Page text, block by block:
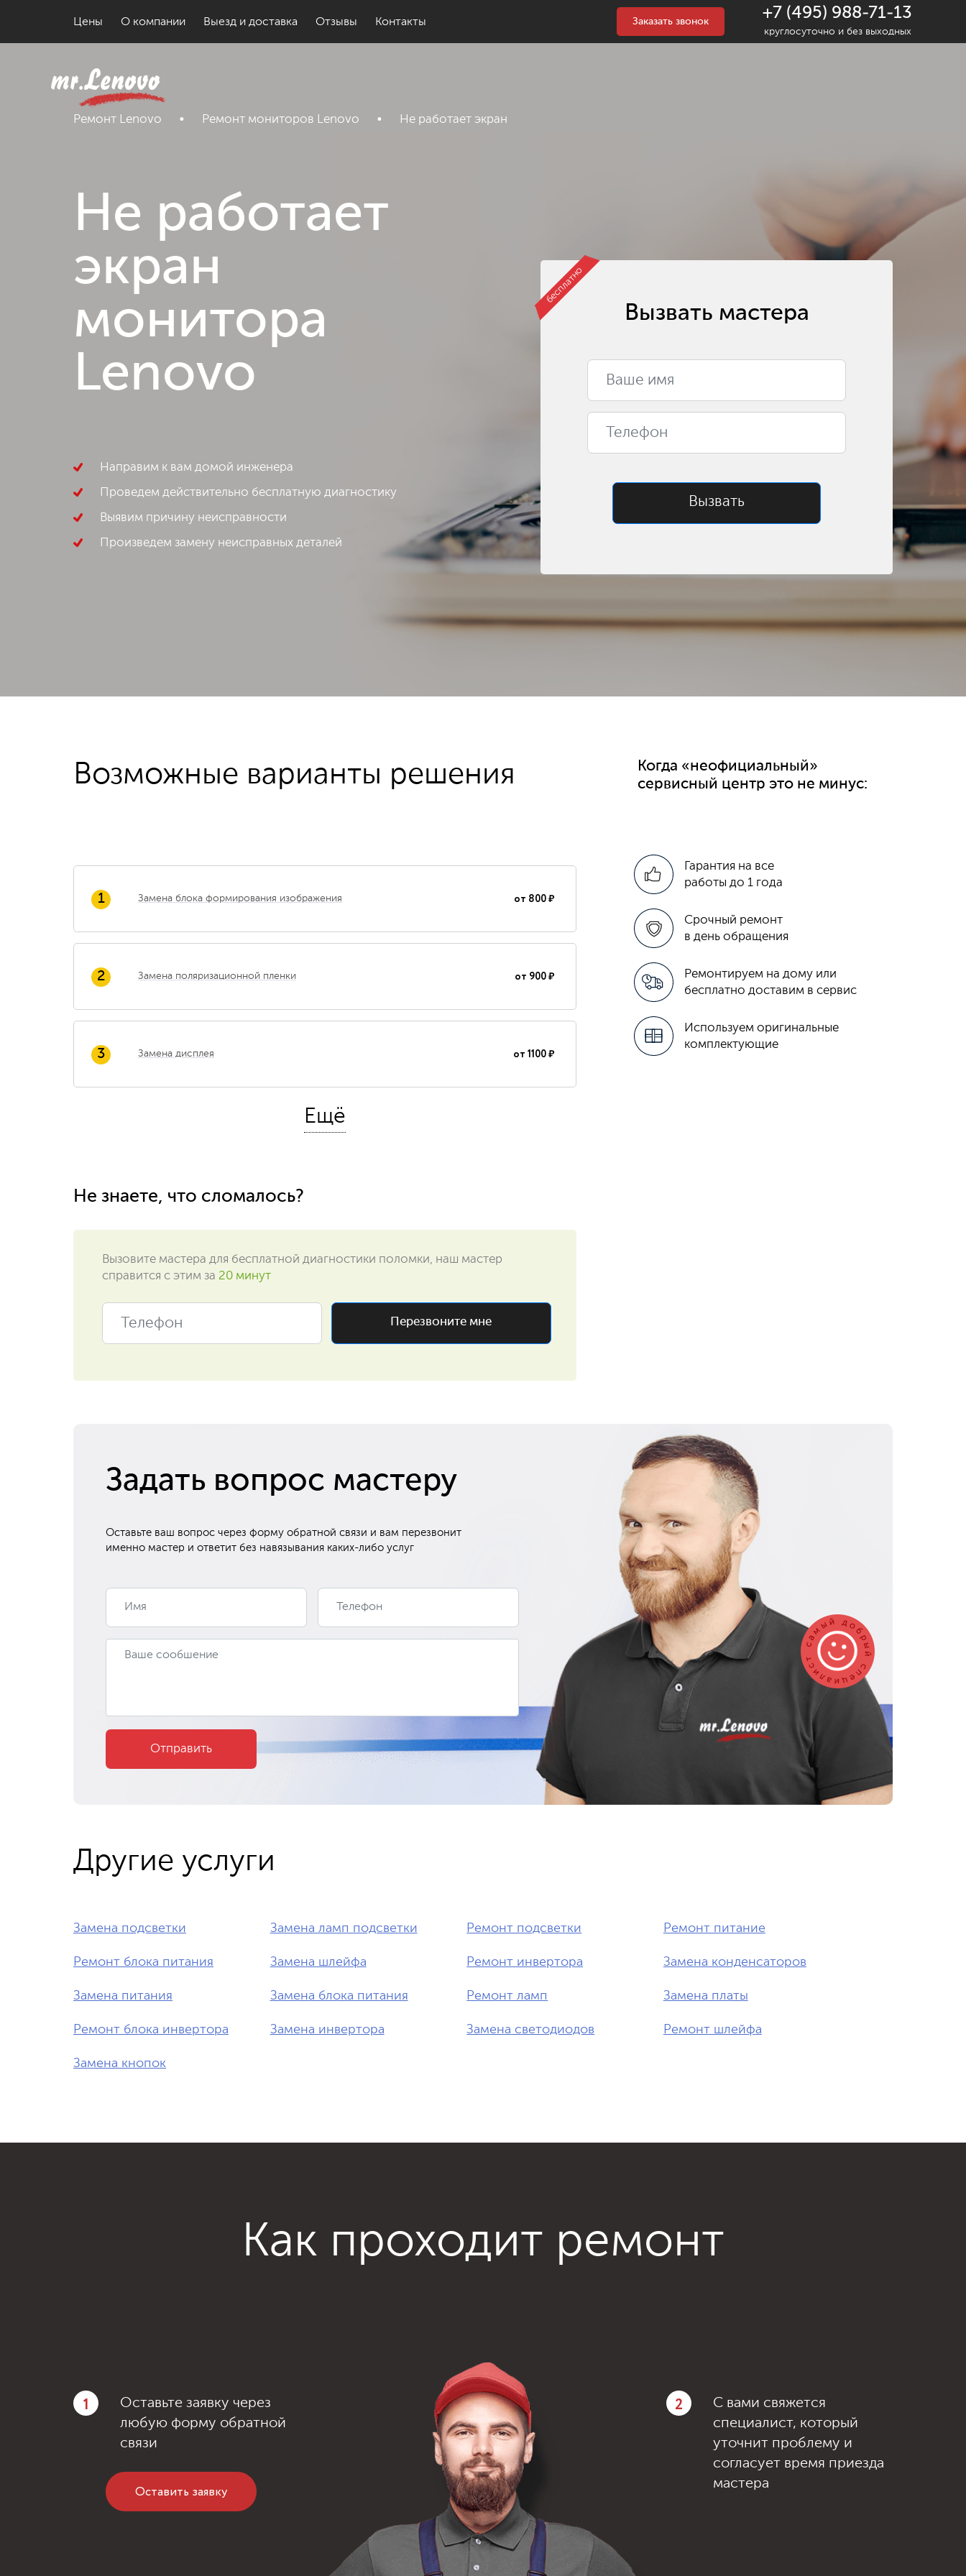
Цены О компании Выезд и доставка Отзывы Контакты Заказать звонок +7 (495) 988-71-13
круглосуточно и без выходных
Ремонт Lenovo • Ремонт мониторов Lenovo • Не работает экран
Не работает
экран
монитора
Lenovo
Направим к вам домой инженера
Проведем действительно бесплатную диагностику
Выявим причину неисправности
Произведем замену неисправных деталей
бесплатно
Вызвать мастера
Вызвать
Возможные варианты решения
1 Замена блока формирования изображения от 800 ₽
2 Замена поляризационной пленки от 900 ₽
3 Замена дисплея от 1100 ₽
Ещё
Не знаете, что сломалось?
Вызовите мастера для бесплатной диагностики поломки, наш мастер
справится с этим за 20 минут
Перезвоните мне
Когда «неофициальный»
сервисный центр это не минус:
Гарантия на все
работы до 1 года
Срочный ремонт
в день обращения
Ремонтируем на дому или
бесплатно доставим в сервис
Используем оригинальные
комплектующие
Задать вопрос мастеру
Оставьте ваш вопрос через форму обратной связи и вам перезвонит
именно мастер и ответит без навязывания каких-либо услуг
Отправить
Другие услуги
Замена подсветки Замена ламп подсветки Ремонт подсветки Ремонт питание
Ремонт блока питания Замена шлейфа Ремонт инвертора Замена конденсаторов
Замена питания Замена блока питания Ремонт ламп Замена платы
Ремонт блока инвертора Замена инвертора Замена светодиодов Ремонт шлейфа
Замена кнопок
Как проходит ремонт
1
Оставьте заявку через
любую форму обратной
связи
Оставить заявку
2
С вами свяжется
специалист, который
уточнит проблему и
согласует время приезда
мастера